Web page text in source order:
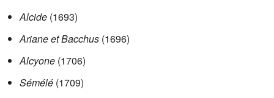
Alcide (1693)
Ariane et Bacchus (1696)
Alcyone (1706)
Sémélé (1709)